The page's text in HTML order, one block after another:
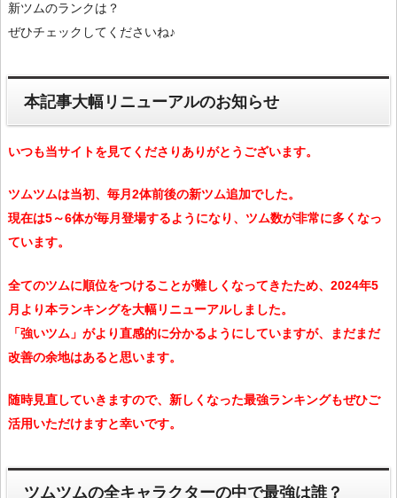
新ツムのランクは？
ぜひチェックしてくださいね♪
本記事大幅リニューアルのお知らせ
いつも当サイトを見てくださりありがとうございます。
ツムツムは当初、毎月2体前後の新ツム追加でした。
現在は5～6体が毎月登場するようになり、ツム数が非常に多くなっ
ています。
全てのツムに順位をつけることが難しくなってきたため、2024年5
月より本ランキングを大幅リニューアルしました。
「強いツム」がより直感的に分かるようにしていますが、まだまだ
改善の余地はあると思います。
随時見直していきますので、新しくなった最強ランキングもぜひご
活用いただけますと幸いです。
ツムツムの全キャラクターの中で最強は誰？